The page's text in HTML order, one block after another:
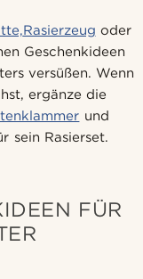
Rasierzeug oder
Geschenkideen
versüßen. Wenn
ergänze die
und
sein Rasierset.
FÜR